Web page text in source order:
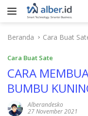
Langsung
Beranda
Cara Buat
Cara Buat Sate
CARA
BUMBU
Alberandesko
27 November 2021